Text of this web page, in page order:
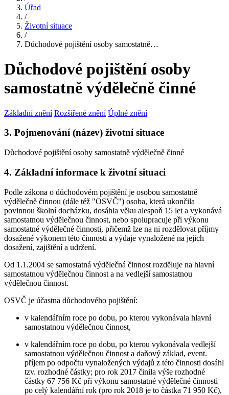
Úřad
/
Životní situace
/
Důchodové pojištění osoby samostatně…
Důchodové pojištění osoby
samostatně výdělečně činné
Základní znění Rozšířené znění Úplné znění
3. Pojmenování (název) životní situace
Důchodové pojištění osoby samostatně výdělečně činné
4. Základní informace k životní situaci
Podle zákona o důchodovém pojištění je osobou samostatně
výdělečně činnou (dále též "OSVČ") osoba, která ukončila
povinnou školní docházku, dosáhla věku alespoň 15 let a vykonává
samostatnou výdělečnou činnost, nebo spolupracuje při výkonu
samostatné výdělečné činnosti, přičemž lze na ni rozdělovat příjmy
dosažené výkonem této činnosti a výdaje vynaložené na jejich
dosažení, zajištění a udržení.
Od 1.1.2004 se samostatná výdělečná činnost rozděluje na hlavní
samostatnou výdělečnou činnost a na vedlejší samostatnou
výdělečnou činnost.
OSVČ je účastna důchodového pojištění:
v kalendářním roce po dobu, po kterou vykonávala hlavní
samostatnou výdělečnou činnost,
v kalendářním roce po dobu, po kterou vykonávala vedlejší
samostatnou výdělečnou činnost a daňový základ, event.
příjem po odpočtu vynaložených výdajů z této činnosti dosáhl
tzv. rozhodné částky; pro rok 2017 činila výše rozhodné
částky 67 756 Kč při výkonu samostatné výdělečné činnosti
po celý kalendářní rok (pro rok 2018 je to částka 71 950 Kč),